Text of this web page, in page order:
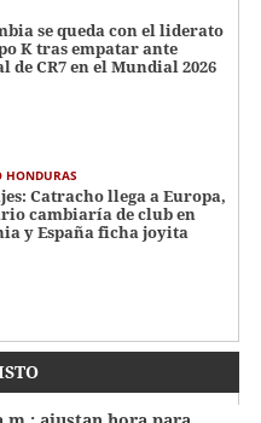
se queda con el liderato
K tras empatar ante
de CR7 en el Mundial 2026
HONDURAS
Catracho llega a Europa,
cambiaría de club en
y España ficha joyita